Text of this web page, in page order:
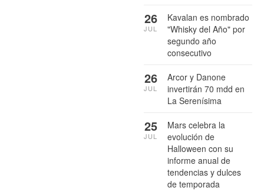
Kavalan es nombrado
"Whisky del Año" por
segundo año
consecutivo
26
JUL
Arcor y Danone
invertirán 70 mdd en
La Serenísima
26
JUL
Mars celebra la
evolución de
Halloween con su
informe anual de
tendencias y dulces
de temporada
25
JUL